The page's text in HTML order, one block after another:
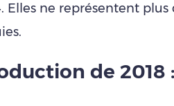
Elles ne représentent plus
de 2018